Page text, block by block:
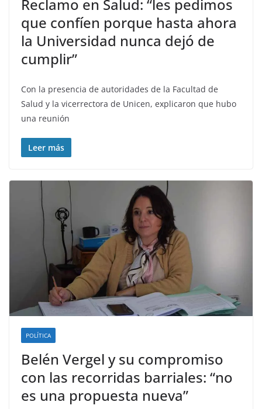
Reclamo en Salud: “les pedimos
que confíen porque hasta ahora
la Universidad nunca dejó de
cumplir”
Con la presencia de autoridades de la Facultad de
Salud y la vicerrectora de Unicen, explicaron que hubo
una reunión
Leer más
POLÍTICA
Belén Vergel y su compromiso
con las recorridas barriales: “no
es una propuesta nueva”